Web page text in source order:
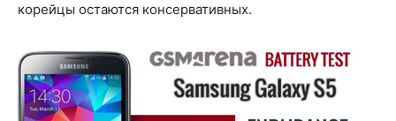
корейцы остаются консервативных.